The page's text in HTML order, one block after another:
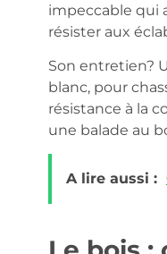
impeccable qui
résister aux
Son entretien?
blanc, pour
résistance à la
une balade au
A lire aussi :